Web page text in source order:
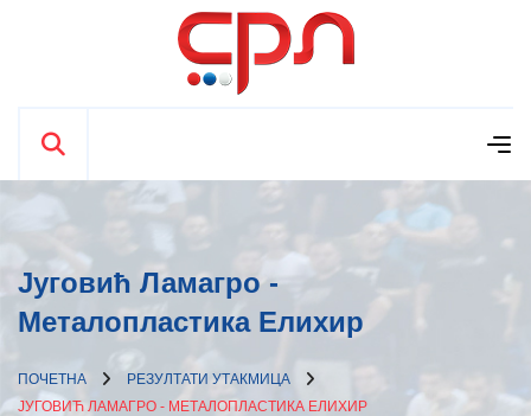
Југовић Ламагро -
Металопластика Елиxир
ПОЧЕТНА
РЕЗУЛТАТИ УТАКМИЦА
ЈУГОВИЋ ЛАМАГРО - МЕТАЛОПЛАСТИКА ЕЛИXИР